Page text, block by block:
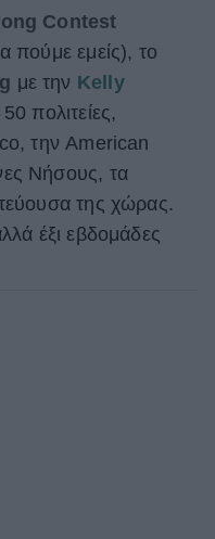
Contest
πούμε εμείς), το
με την Kelly
πολιτείες,
την American
Νήσους, τα
της χώρας.
έξι εβδομάδες